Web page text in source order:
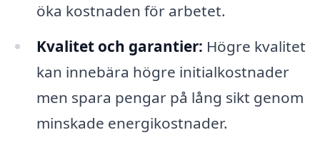
öka kostnaden för arbetet.
Kvalitet och garantier: Högre kvalitet
kan innebära högre initialkostnader
men spara pengar på lång sikt genom
minskade energikostnader.